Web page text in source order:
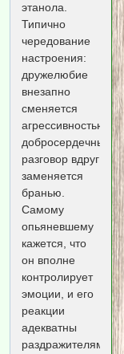
этанола.
Типично
чередование
настроения:
дружелюбие
внезапно
сменяется
агрессивностью,
добросердечный
разговор вдруг
заменяется
бранью.
Самому
опьяневшему
кажется, что
он вполне
контролирует
эмоции, и его
реакции
адекватны
раздражителям.